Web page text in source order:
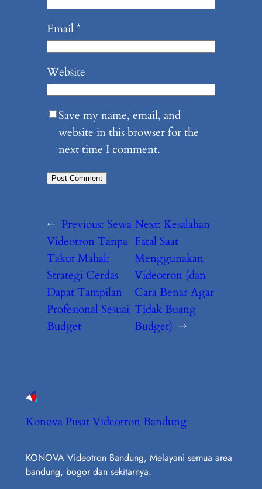
Email*
Website
Save my name, email, and
website in this browser for the
next time I comment.
← Previous: Sewa
Videotron Tanpa
Takut Mahal:
Strategi Cerdas
Dapat Tampilan
Profesional Sesuai
Budget
Next: Kesalahan
Fatal Saat
Menggunakan
Videotron (dan
Cara Benar Agar
Tidak Buang
Budget) →
Konova Pusat Videotron Bandung
KONOVA Videotron Bandung, Melayani semua area
bandung, bogor dan sekitarnya.